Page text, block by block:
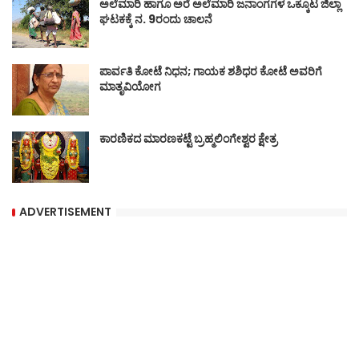
ಅಲೆಮಾರಿ ಹಾಗೂ ಅರೆ ಅಲೆಮಾರಿ ಜನಾಂಗಗಳ ಒಕ್ಕೂಟ ಜಿಲ್ಲಾ
ಘಟಕಕ್ಕೆ ನ. 9ರಂದು ಚಾಲನೆ
ಪಾರ್ವತಿ ಕೋಟೆ ನಿಧನ; ಗಾಯಕ ಶಶಿಧರ ಕೋಟೆ ಅವರಿಗೆ
ಮಾತೃವಿಯೋಗ
ಕಾರಣಿಕದ ಮಾರಣಕಟ್ಟೆ ಬ್ರಹ್ಮಲಿಂಗೇಶ್ವರ ಕ್ಷೇತ್ರ
ADVERTISEMENT